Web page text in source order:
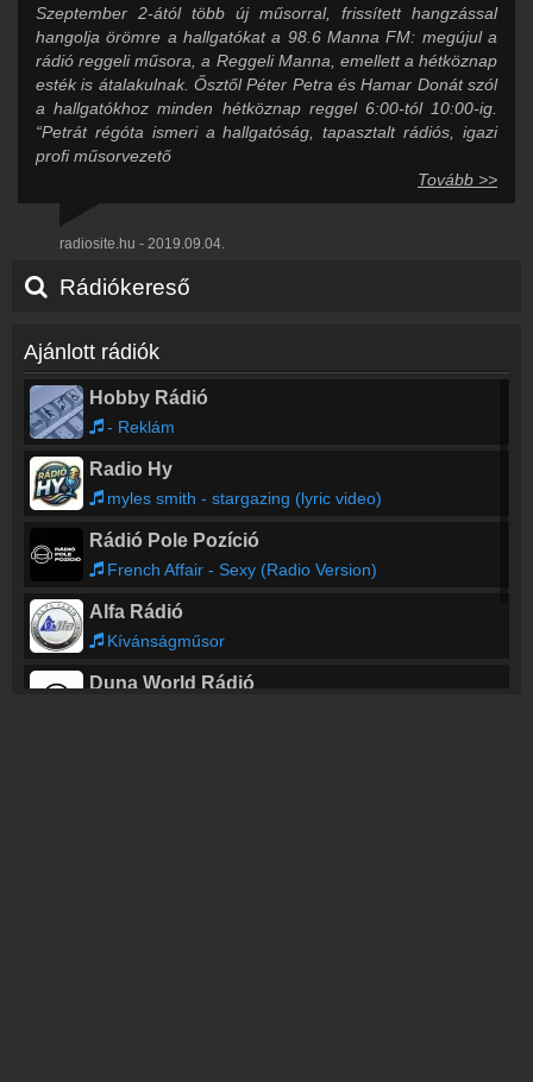
Szeptember 2-ától több új műsorral, frissített hangzással
hangolja örömre a hallgatókat a 98.6 Manna FM: megújul a
rádió reggeli műsora, a Reggeli Manna, emellett a hétköznap
esték is átalakulnak. Ősztől Péter Petra és Hamar Donát szól
a hallgatókhoz minden hétköznap reggel 6:00-tól 10:00-ig.
“Petrát régóta ismeri a hallgatóság, tapasztalt rádiós, igazi
profi műsorvezető
Tovább >>
radiosite.hu - 2019.09.04.
Rádiókereső
Ajánlott rádiók
Hobby Rádió
- Reklám
Radio Hy
myles smith - stargazing (lyric video)
Rádió Pole Pozíció
French Affair - Sexy (Radio Version)
Alfa Rádió
Kívánságműsor
Duna World Rádió